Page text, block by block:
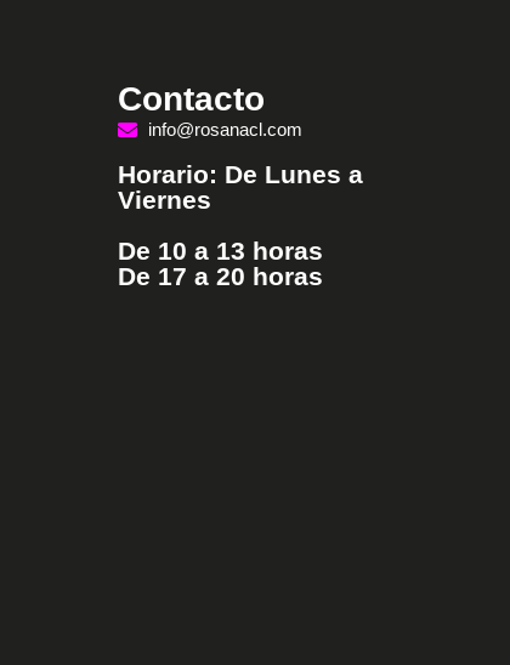
Contacto
info@rosanacl.com
Horario: De Lunes a
Viernes
De 10 a 13 horas
De 17 a 20 horas